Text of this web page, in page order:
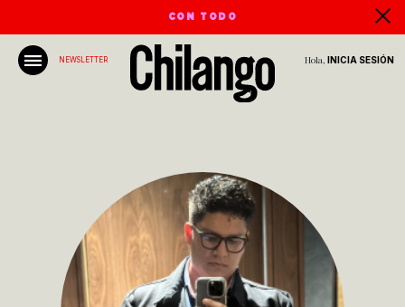
CON TODO
NEWSLETTER Hola, INICIA SESIÓN